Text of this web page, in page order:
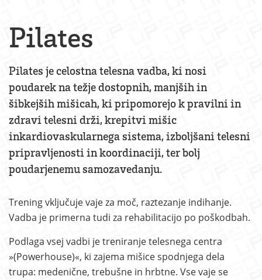
Pilates
Pilates je celostna telesna vadba, ki nosi
poudarek na težje dostopnih, manjših in
šibkejših mišicah, ki pripomorejo k pravilni in
zdravi telesni drži, krepitvi mišic
inkardiovaskularnega sistema, izboljšani telesni
pripravljenosti in koordinaciji, ter bolj
poudarjenemu samozavedanju.
Trening vključuje vaje za moč, raztezanje indihanje.
Vadba je primerna tudi za rehabilitacijo po poškodbah.
Podlaga vsej vadbi je treniranje telesnega centra
»(Powerhouse)«, ki zajema mišice spodnjega dela
trupa: medenične, trebušne in hrbtne. Vse vaje se